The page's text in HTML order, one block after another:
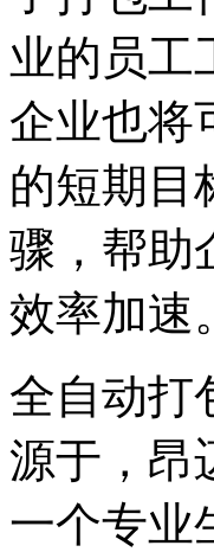
业的员工
企业也将
的短期目
骤，帮助
效率加速。
全自动打
源于，昂
一个专业